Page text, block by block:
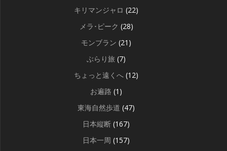
キリマンジャロ (22)
メラ･ピーク (28)
モンブラン (21)
ぶらり旅 (7)
ちょっと遠くへ (12)
お遍路 (1)
東海自然歩道 (47)
日本縦断 (167)
日本一周 (157)